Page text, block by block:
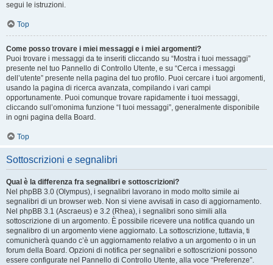
segui le istruzioni.
Top
Come posso trovare i miei messaggi e i miei argomenti?
Puoi trovare i messaggi da te inseriti cliccando su “Mostra i tuoi messaggi”
presente nel tuo Pannello di Controllo Utente, e su “Cerca i messaggi
dell’utente” presente nella pagina del tuo profilo. Puoi cercare i tuoi argomenti,
usando la pagina di ricerca avanzata, compilando i vari campi
opportunamente. Puoi comunque trovare rapidamente i tuoi messaggi,
cliccando sull’omonima funzione “I tuoi messaggi”, generalmente disponibile
in ogni pagina della Board.
Top
Sottoscrizioni e segnalibri
Qual è la differenza fra segnalibri e sottoscrizioni?
Nel phpBB 3.0 (Olympus), i segnalibri lavorano in modo molto simile ai
segnalibri di un browser web. Non si viene avvisati in caso di aggiornamento.
Nel phpBB 3.1 (Ascraeus) e 3.2 (Rhea), i segnalibri sono simili alla
sottoscrizione di un argomento. È possibile ricevere una notifica quando un
segnalibro di un argomento viene aggiornato. La sottoscrizione, tuttavia, ti
comunicherà quando c’è un aggiornamento relativo a un argomento o in un
forum della Board. Opzioni di notifica per segnalibri e sottoscrizioni possono
essere configurate nel Pannello di Controllo Utente, alla voce “Preferenze”.